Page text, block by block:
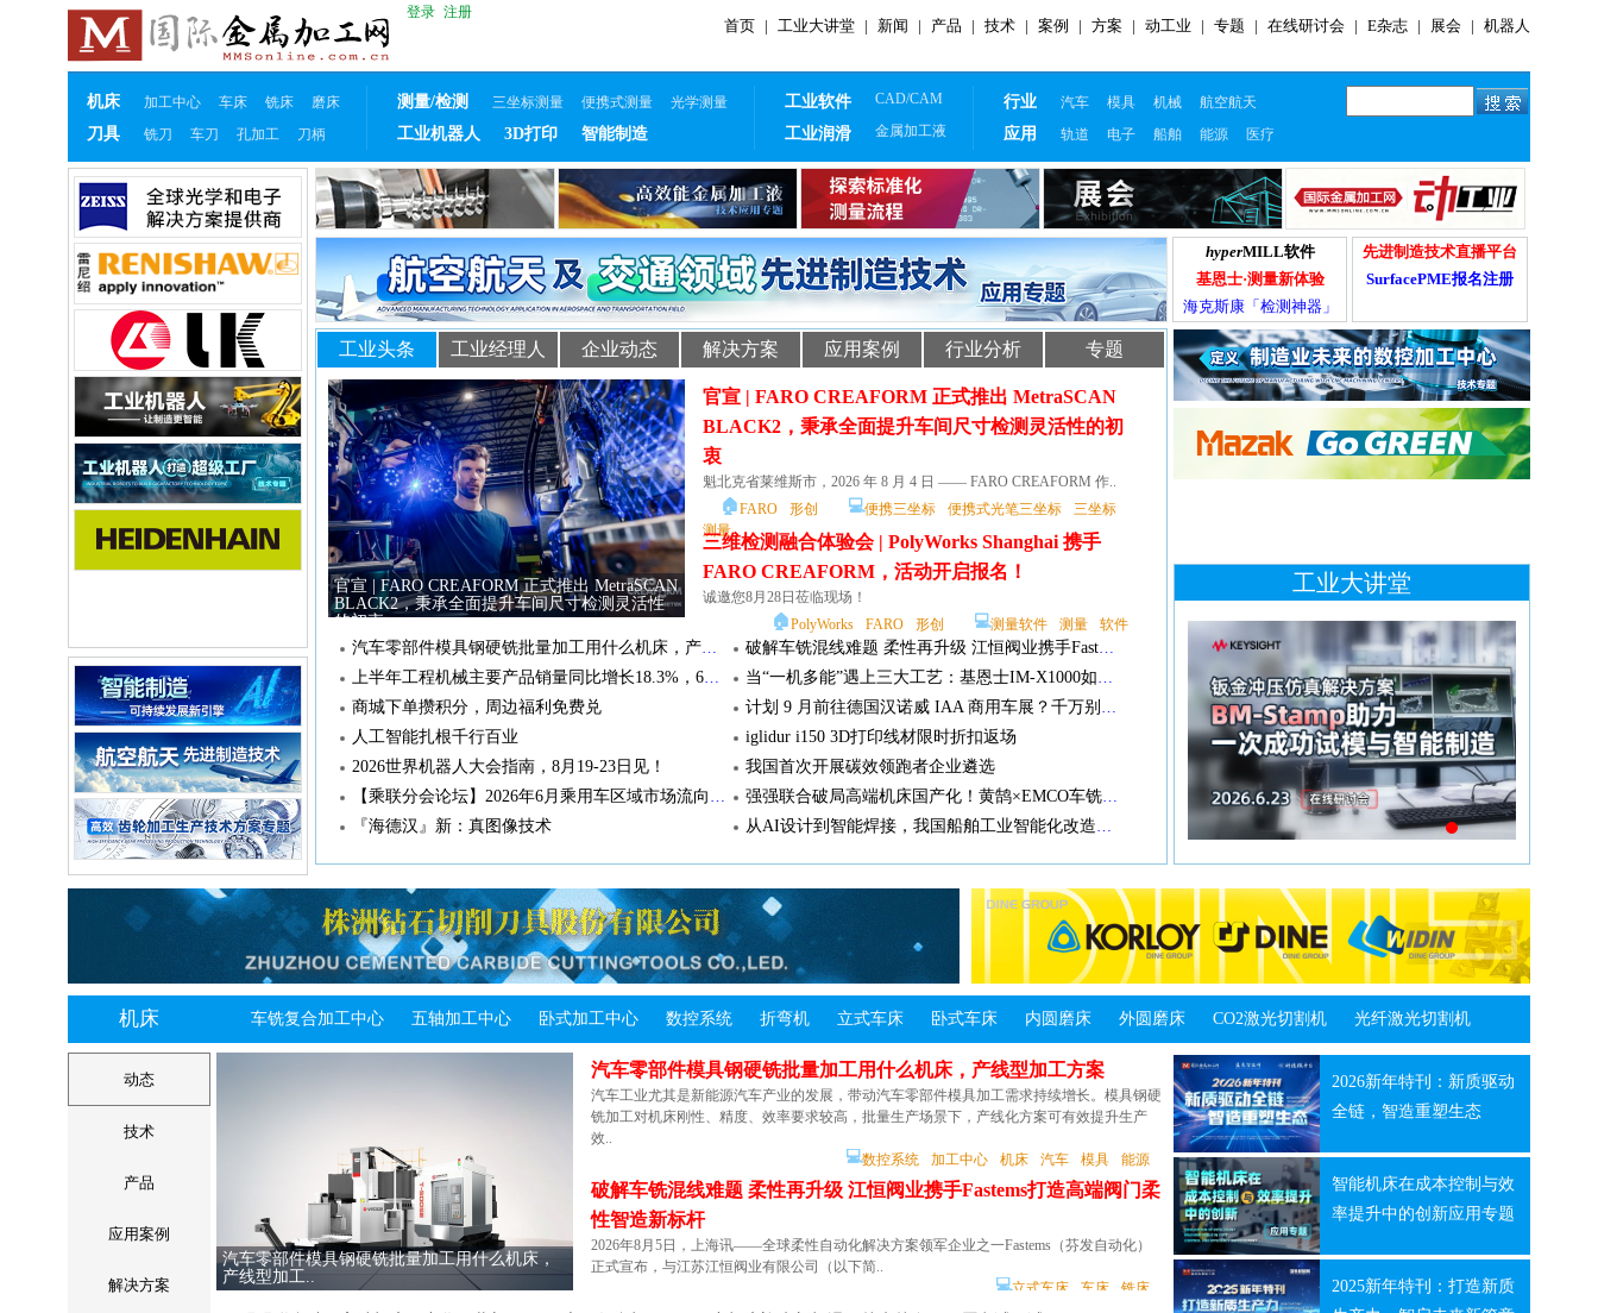
首页 | 工业大讲堂 | 新闻 | 产品 | 技术 | 案例 | 方案 | 动工业 | 专题 | 在线研讨会 | E杂志 | 展会 | 机器人
注册
登录
机床 加工中心 车床 铣床 磨床
刀具 铣刀 车刀 孔加工 刀柄
测量/检测 三坐标测量 便携式测量 光学测量
工业机器人 3D打印 智能制造
工业软件 CAD/CAM
工业润滑 金属加工液
行业 汽车 模具 机械 航空航天
应用 轨道 电子 船舶 能源 医疗
hyperMILL软件
基恩士·测量新体验
海克斯康「检测神器」
先进制造技术直播平台
SurfacePME报名注册
工业头条 工业经理人 企业动态 解决方案 应用案例 行业分析 专题
官宣 | FARO CREAFORM 正式推出 MetraSCAN
BLACK2，秉承全面提升车间尺寸检测灵活性
的初衷
三维检测融合体验会 | PolyWorks Shanghai 携手
FARO CREAFORM，活动开启报名！
官宣 | FARO CREAFORM 正式推出 MetraSCAN
BLACK2，秉承全面提升车间尺寸检测灵活性的初
衷
魁北克省莱维斯市，2026 年 8 月 4 日 —— FARO CREAFORM 作..
🏠FARO 形创 💻便携三坐标 便携式光笔三坐标
三坐标
测量
三维检测融合体验会 | PolyWorks Shanghai 携手
FARO CREAFORM，活动开启报名！
诚邀您8月28日莅临现场！
🏠PolyWorks FARO 形创 💻测量软件 测量 软件
汽车零部件模具钢硬铣批量加工用什么机床，产线型加工方案
破解车铣混线难题 柔性再升级 江恒阀业携手Fastems打造高端阀门柔性智造新标杆
上半年工程机械主要产品销量同比增长18.3%，6月单月出口额64.69亿美元创历史新高
当“一机多能”遇上三大工艺：基恩士IM-X1000如何让冲压、树脂、切削件的测量化繁为简！
商城下单攒积分，周边福利免费兑
计划 9 月前往德国汉诺威 IAA 商用车展？千万别错过这场高价值技术交流会！
人工智能扎根千行百业
iglidur i150 3D打印线材限时折扣返场
2026世界机器人大会指南，8月19-23日见！
我国首次开展碳效领跑者企业遴选
【乘联分会论坛】2026年6月乘用车区域市场流向分析
强强联合破局高端机床国产化！黄鹄×EMCO车铣复合机床长兴下线
『海德汉』新：真图像技术
从AI设计到智能焊接，我国船舶工业智能化改造捷报频传
单人轻松搞定大型产品测量——基恩士WM系
省料又省时”——IM-X1000系列帮您降本增效！
单人轻松搞定大型产品测量——基恩士WM系列三坐
标测量仪
在工程机械行业中，测量大型产品的尺寸和形状一直是个挑战。常..
🏠基恩士 💻 光学测量 测量 机械
省料又省时”——IM-X1000系列帮您降本增效！
减少材料费和制造时间，可以有效降低整体成本！
🏠基恩士 💻 测量
雄克CCMT2026：从标准化产品到系统工程，以本土深耕赋能智造升级
深耕本土 智领全球 三菱电机以 AI 与全链新品赋能中国机床产业升级
松盛光电发布精密切割新利器，驱动精密加工产业升级
华工激光：定义智能新篇，全景诠释“激光智造+AI”
再启新程: 高耐大因新年开工寄语
新岁启封，共赴新程 —— 雄克中国杜博士新年开工寄语
央视《焦点访谈》：领航级工厂领跑中国“智造”
工业大讲堂
机床 车铣复合加工中心 五轴加工中心 卧式加工中心 数控系统 折弯机 立式车床 卧式车床 内圆磨床 外圆磨床 CO2激光切割机 光纤激光切割机
动态
技术
产品
应用案例
解决方案
汽车零部件模具钢硬铣批量加工用什么机床，
产线型加工..
破解车铣混线难题 柔性再升级
江恒阀业携手Fastem
汽车零部件模具钢硬铣批量加工用什么机床，产线型加工方案
汽车工业尤其是新能源汽车产业的发展，带动汽车零部件模具加工需求持续增长。模具钢硬
铣加工对机床刚性、精度、效率要求较高，批量生产场景下，产线化方案可有效提升生产
效..
💻数控系统 加工中心 机床 汽车 模具 能源
破解车铣混线难题 柔性再升级 江恒阀业携手Fastems打造高端阀门柔
性智造新标杆
2026年8月5日，上海讯——全球柔性自动化解决方案领军企业之一Fastems（芬发自动化）
正式宣布，与江苏江恒阀业有限公司（以下简..
💻立式车床 车床 铣床
2026新年特刊：新质驱动
全链，智造重塑生态
智能机床在成本控制与效
率提升中的创新应用专题
2025新年特刊：打造新质